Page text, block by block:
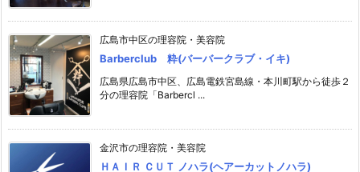
広島市中区の理容院・美容院
Barberclub 粋(バーバークラブ・イキ)
広島県広島市中区、広島電鉄宮島線・本川町駅から徒歩２
分の理容院「Barbercl ...
金沢市の理容院・美容院
ＨＡＩＲ ＣＵＴ ノハラ(ヘアーカットノハラ)